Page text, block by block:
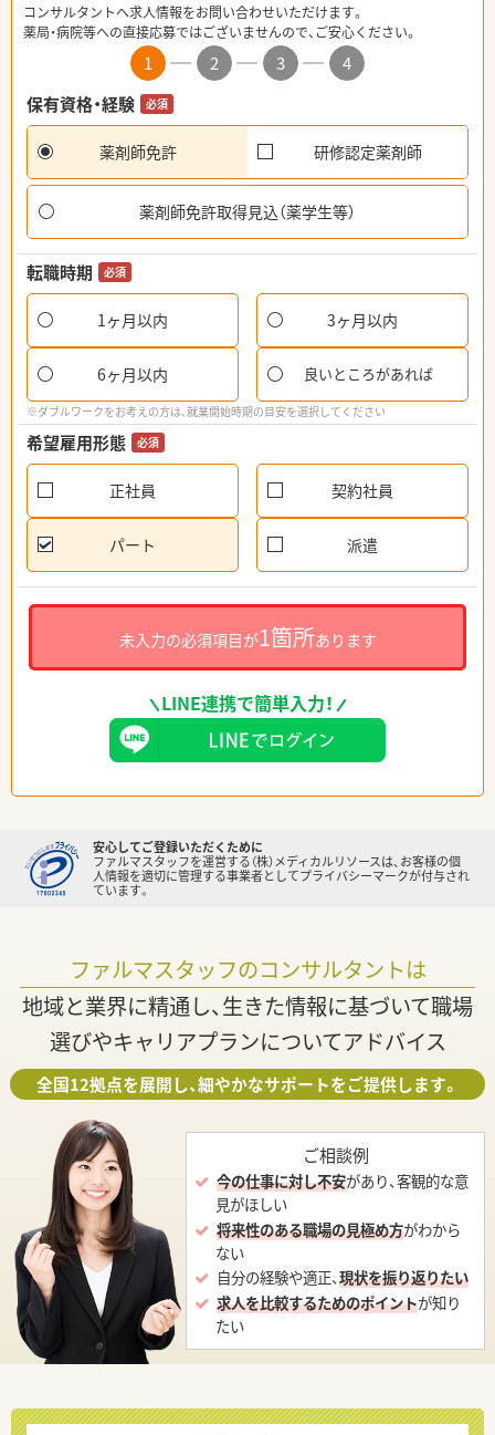
コンサルタントへ求人情報をお問い合わせいただけます。
薬局・病院等への直接応募ではございませんので、ご安心ください。
1 2 3
4
保有資格・経験
必須
薬剤師免許 研修認定薬剤師
薬剤師免許取得見込（薬学生等）
転職時期 必須
1ヶ月以内 3ヶ月以内
6ヶ月以内 良いところがあれば
※ダブルワークをお考えの方は、就業開始時期の目安を選択してください
希望雇用形態 必須
正社員 契約社員
パート 派遣
未入力の必須項目が1箇所あります
LINE連携で簡単入力！
安心してご登録いただくために
ファルマスタッフを運営する（株）メディカルリソースは、お客様の個
人情報を適切に管理する事業者としてプライバシーマークが付与され
ています。
ファルマスタッフのコンサルタントは
地域と業界に精通し、生きた情報に基づいて職場
選びやキャリアプランについてアドバイス
全国12拠点を展開し、細やかなサポートをご提供します。
ご相談例
今の仕事に対し不安があり、客観的な意
見がほしい
将来性のある職場の見極め方がわから
ない
自分の経験や適正、現状を振り返りたい
求人を比較するためのポイントが知り
たい